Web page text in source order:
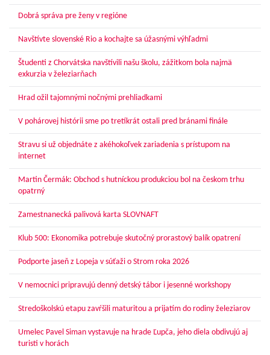
Dobrá správa pre ženy v regióne
Navštívte slovenské Rio a kochajte sa úžasnými výhľadmi
Študenti z Chorvátska navštívili našu školu, zážitkom bola najmä
exkurzia v železiarňach
Hrad ožil tajomnými nočnými prehliadkami
V pohárovej histórii sme po tretíkrát ostali pred bránami finále
Stravu si už objednáte z akéhokoľvek zariadenia s prístupom na
internet
Martin Čermák: Obchod s hutníckou produkciou bol na českom trhu
opatrný
Zamestnanecká palivová karta SLOVNAFT
Klub 500: Ekonomika potrebuje skutočný prorastový balík opatrení
Podporte jaseň z Lopeja v súťaži o Strom roka 2026
V nemocnici pripravujú denný detský tábor i jesenné workshopy
Stredoškolskú etapu zavŕšili maturitou a prijatím do rodiny železiarov
Umelec Pavel Siman vystavuje na hrade Ľupča, jeho diela obdivujú aj
turisti v horách